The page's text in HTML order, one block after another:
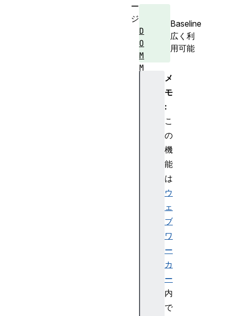
Baseline
広く利
用可能
メ
モ
:
こ
の
機
能
は
ウ
ェ
ブ
ワ
ー
カ
ー
内
で
ー
ジ
D
O
M
M